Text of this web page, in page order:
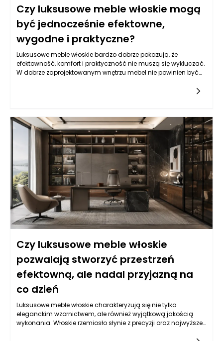
Czy luksusowe meble włoskie mogą
być jednocześnie efektowne,
wygodne i praktyczne?
Luksusowe meble włoskie bardzo dobrze pokazują, że
efektowność, komfort i praktyczność nie muszą się wykluczać.
W dobrze zaprojektowanym wnętrzu mebel nie powinien być
pozbawionym charakteru. Najlepszy efekt pojawia się wtedy,
podejściu: mebel ma przyciągać uwagę, ale jednocześnie
służyć domownikom na co dzień. Sofa powinna być
elegancka, ale także wygodna podczas odpoczynku. Stół
może mieć rzeźbiarską podstawę, lecz nadal musi być
stabilny i praktyczny. Fotel może wyróżniać się designerską
linią, ale nie powinien męczyć użytkownika po kilkunastu
minutach siedzenia. Luksusowe meble włoskie są cenione
dlatego, że łączą te wymagania bez sztucznego kompromisu.
Ich estetyka wynika nie tylko z dekoracyjności, ale z jakości
projektu, dbałości o detal i umiejętnego wykorzystania
materiałów. Dzięki temu wnętrze może wyglądać prestiżowo, a
jednocześnie pozostać przyjazne, funkcjonalne i naturalne w
codziennym użytkowaniu.
Czy luksusowe meble włoskie
pozwalają stworzyć przestrzeń
efektowną, ale nadal przyjazną na
co dzień
Luksusowe meble włoskie charakteryzują się nie tylko
eleganckim wzornictwem, ale również wyjątkową jakością
wykonania. Włoskie rzemiosło słynie z precyzji oraz najwyższej